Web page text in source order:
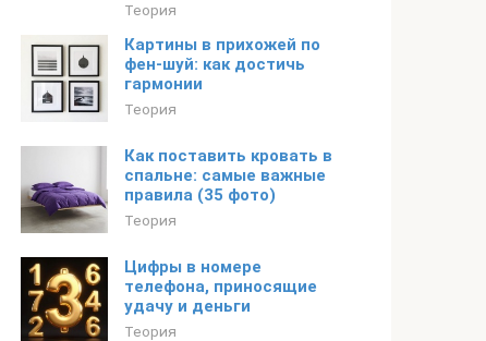
Теория
Картины в прихожей по
фен-шуй: как достичь
гармонии
Теория
Как поставить кровать в
спальне: самые важные
правила (35 фото)
Теория
Цифры в номере
телефона, приносящие
удачу и деньги
Теория